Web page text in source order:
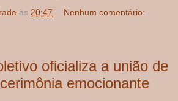
às 20:47 Nenhum comentário:
oficializa a união de
emocionante